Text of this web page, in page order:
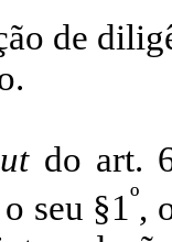
de
do art.
seu §1º,